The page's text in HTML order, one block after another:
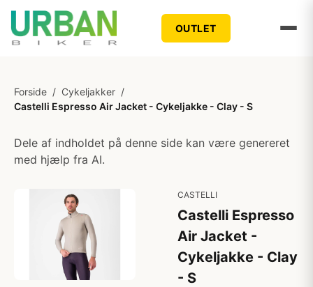
OUTLET
Forside / Cykeljakker /
Castelli Espresso Air Jacket - Cykeljakke - Clay - S
Dele af indholdet på denne side kan være genereret
med hjælp fra AI.
CASTELLI
Castelli Espresso
Air Jacket -
Cykeljakke - Clay
- S